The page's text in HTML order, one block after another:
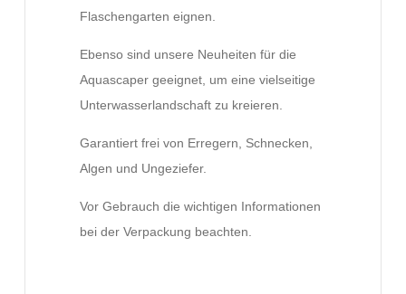
Flaschengarten eignen.
Ebenso sind unsere Neuheiten für die
Aquascaper geeignet, um eine vielseitige
Unterwasserlandschaft zu kreieren.
Garantiert frei von Erregern, Schnecken,
Algen und Ungeziefer.
Vor Gebrauch die wichtigen Informationen
bei der Verpackung beachten.